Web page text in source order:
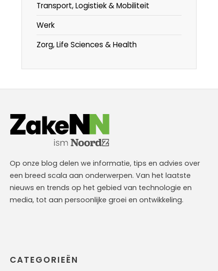
Transport, Logistiek & Mobiliteit
Werk
Zorg, Life Sciences & Health
Op onze blog delen we informatie, tips en advies over
een breed scala aan onderwerpen. Van het laatste
nieuws en trends op het gebied van technologie en
media, tot aan persoonlijke groei en ontwikkeling.
CATEGORIEËN